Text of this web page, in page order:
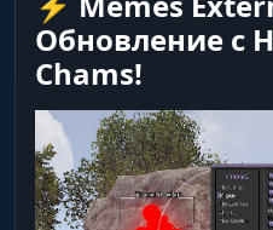
Обновление с
Chams!